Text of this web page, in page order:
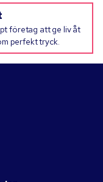
företag att ge liv åt
perfekt tryck.